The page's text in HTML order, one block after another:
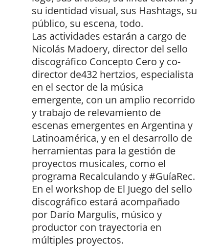
su identidad visual, sus Hashtags, su
público, su escena, todo.
Las actividades estarán a cargo de
Nicolás Madoery, director del sello
discográfico Concepto Cero y co-
director de432 hertzios, especialista
en el sector de la música
emergente, con un amplio recorrido
y trabajo de relevamiento de
escenas emergentes en Argentina y
Latinoamérica, y en el desarrollo de
herramientas para la gestión de
proyectos musicales, como el
programa Recalculando y #GuíaRec.
En el workshop de El Juego del sello
discográfico estará acompañado
por Darío Margulis, músico y
productor con trayectoria en
múltiples proyectos.